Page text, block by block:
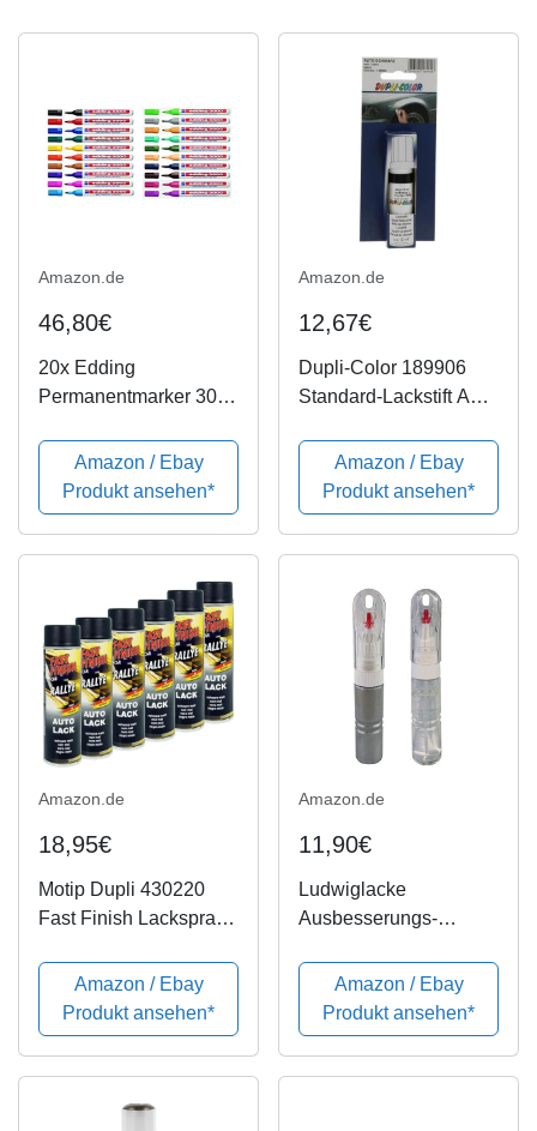
Amazon.de
46,80€
20x Edding
Permanentmarker 3000
Amazon / Ebay
Produkt ansehen*
Amazon.de
12,67€
Dupli-Color 189906
Standard-Lackstift Auto
Amazon / Ebay
Produkt ansehen*
Amazon.de
18,95€
Motip Dupli 430220
Fast Finish Lackspray,
Amazon / Ebay
Produkt ansehen*
Amazon.de
11,90€
Ludwiglacke
Ausbesserungs-
+ Pinsel in Ihrer
Wunschfarbe 24ml
Amazon / Ebay
Produkt ansehen*